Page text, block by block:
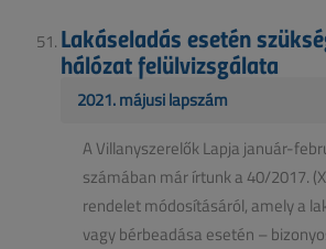
Lakáseladás esetén
hálózat felülvizsgálata
2021. májusi lapszám
A Villanyszerelők Lapja január-
számában már írtunk a 40/2017.
rendelet módosításáról, amely a
vagy bérbeadása esetén –